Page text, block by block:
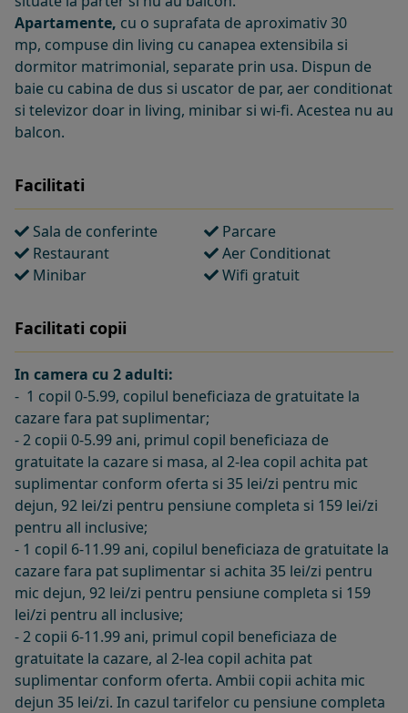
Apartamente, cu o suprafata de aproximativ 30
mp, compuse din living cu canapea extensibila si
dormitor matrimonial, separate prin usa. Dispun de
baie cu cabina de dus si uscator de par, aer conditionat
si televizor doar in living, minibar si wi-fi. Acestea nu au
balcon.
Facilitati
Sala de conferinte
Parcare
Restaurant
Aer Conditionat
Minibar
Wifi gratuit
Facilitati copii
In camera cu 2 adulti:
- 1 copil 0-5.99, copilul beneficiaza de gratuitate la
cazare fara pat suplimentar;
- 2 copii 0-5.99 ani, primul copil beneficiaza de
gratuitate la cazare si masa, al 2-lea copil achita pat
suplimentar conform oferta si 35 lei/zi pentru mic
dejun, 92 lei/zi pentru pensiune completa si 159 lei/zi
pentru all inclusive;
- 1 copil 6-11.99 ani, copilul beneficiaza de gratuitate la
cazare fara pat suplimentar si achita 35 lei/zi pentru
mic dejun, 92 lei/zi pentru pensiune completa si 159
lei/zi pentru all inclusive;
- 2 copii 6-11.99 ani, primul copil beneficiaza de
gratuitate la cazare, al 2-lea copil achita pat
suplimentar conform oferta. Ambii copii achita mic
dejun 35 lei/zi. In cazul tarifelor cu pensiune completa